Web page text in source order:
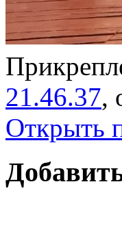
21.46.37,
Открыть